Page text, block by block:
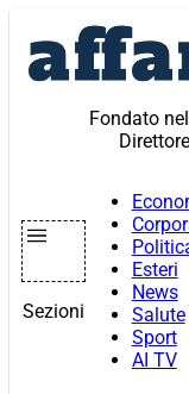
contenuto
Fondato
Sezioni
Esteri
News
Salute
Sport
AI TV